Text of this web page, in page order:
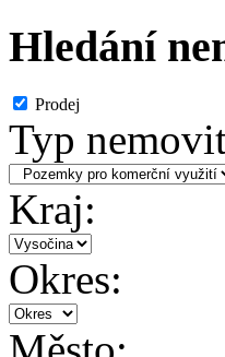
Hledání
Prodej
Typ
Kraj:
Okres: